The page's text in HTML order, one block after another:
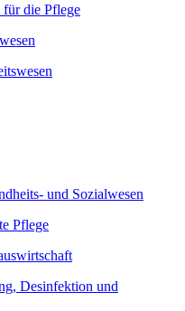
für die Pflege
und Sozialwesen
Pflege
Desinfektion und